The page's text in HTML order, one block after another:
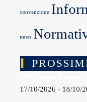
convenzione
news
17/10/2026 - 18/10/